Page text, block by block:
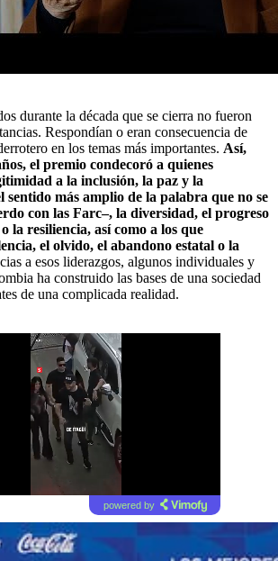
durante la década que se cierra no fueron
Respondían o eran consecuencia de
en los temas más importantes. Así,
el premio condecoró a quienes
a la inclusión, la paz y la
sentido más amplio de la palabra que no se
con las Farc–, la diversidad, el progreso
la resiliencia, así como a los que
el olvido, el abandono estatal o la
a esos liderazgos, algunos individuales y
ha construido las bases de una sociedad
de una complicada realidad.
powered by